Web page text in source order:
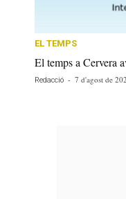
EL TEMPS
El temps a Cervera
Redacció - 7 d'agost de